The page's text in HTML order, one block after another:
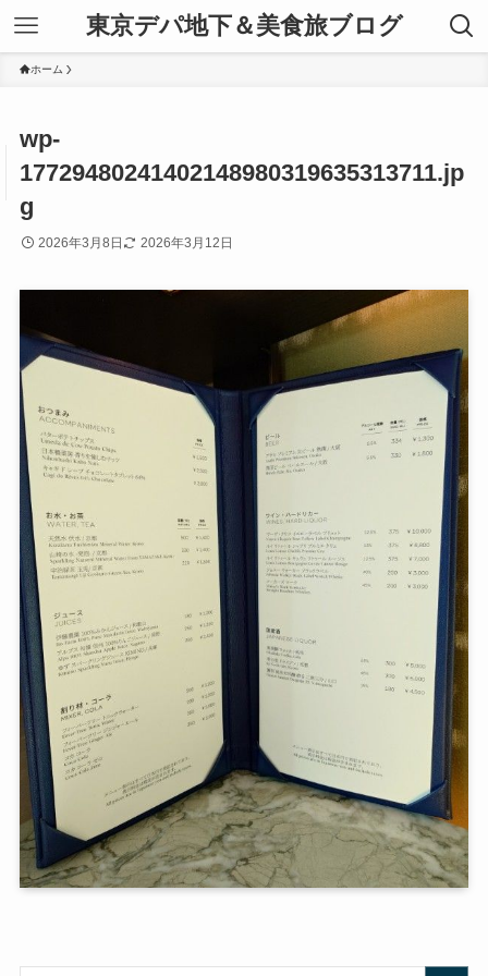
東京デパ地下＆美食旅ブログ
ホーム
wp-
17729480241402148980319635313711.jp
g
2026年3月8日 2026年3月12日